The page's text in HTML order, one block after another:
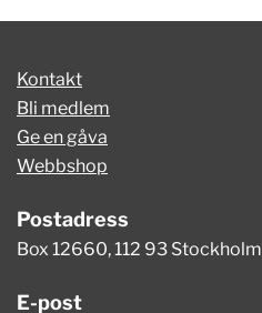
Kontakt
Bli medlem
Ge en gåva
Webbshop
Postadress
Box 12660, 112 93 Stockholm
E-post